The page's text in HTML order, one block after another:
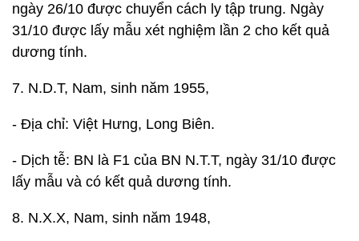
ngày 26/10 được chuyển cách ly tập trung. Ngày
31/10 được lấy mẫu xét nghiệm lần 2 cho kết quả
dương tính.
7. N.D.T, Nam, sinh năm 1955,
- Địa chỉ: Việt Hưng, Long Biên.
- Dịch tễ: BN là F1 của BN N.T.T, ngày 31/10 được
lấy mẫu và có kết quả dương tính.
8. N.X.X, Nam, sinh năm 1948,